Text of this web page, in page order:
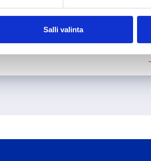
Salli valinta
kuntoportaat löytyvät
vesitornin mäestä.